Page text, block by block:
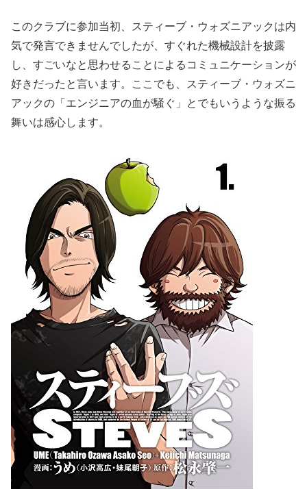
このクラブに参加当初、スティーブ・ウォズニアックは内
気で発言できませんでしたが、すぐれた機械設計を披露
し、すごいなと思わせることによるコミュニケーションが
好きだったと言います。ここでも、スティーブ・ウォズニ
アックの「エンジニアの血が騒ぐ」とでもいうような振る
舞いは感心します。